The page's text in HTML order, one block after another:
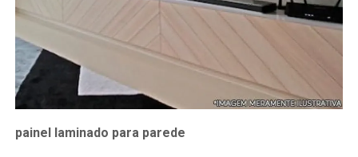
painel laminado para parede